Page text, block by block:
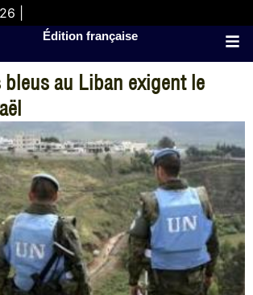
|
Édition française
bleus au Liban exigent le